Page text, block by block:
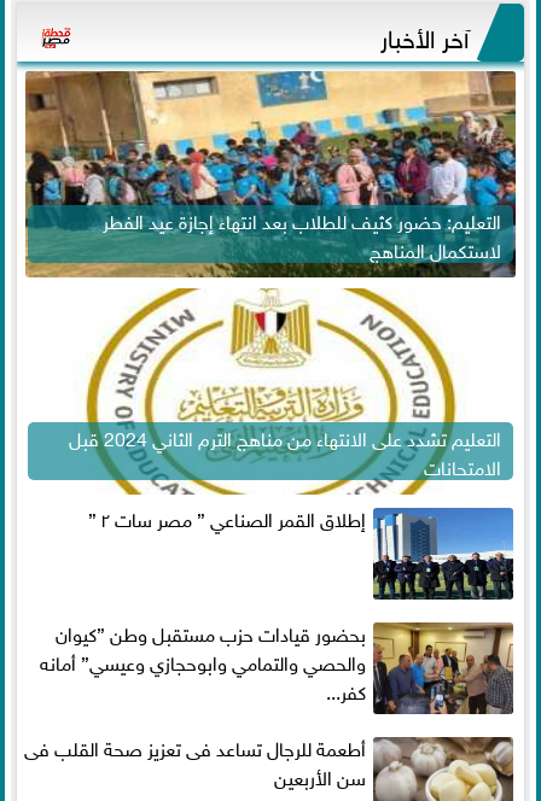
آخر الأخبار
التعليم: حضور كثيف للطلاب بعد انتهاء إجازة عيد الفطر
لاستكمال المناهج
التعليم تشدد على الانتهاء من مناهج الترم الثاني 2024 قبل
الامتحانات
إطلاق القمر الصناعي ” مصر سات ٢ ”
بحضور قيادات حزب مستقبل وطن ”كيوان
والحصي والتمامي وابوحجازي وعيسي” أمانه
كفر...
أطعمة للرجال تساعد فى تعزيز صحة القلب فى
سن الأربعين